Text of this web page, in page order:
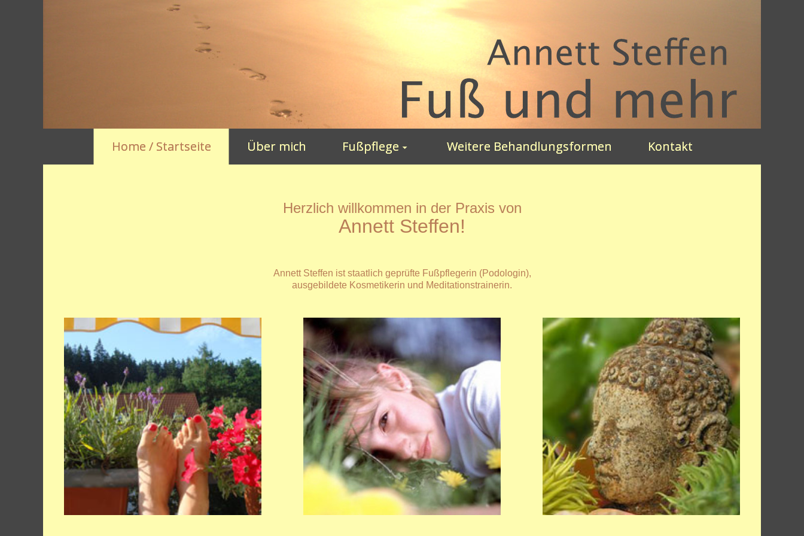
Home / Startseite Über mich Fußpflege Weitere Behandlungsformen Kontakt
Herzlich willkommen in der Praxis von
Annett Steffen!
Annett Steffen ist staatlich geprüfte Fußpflegerin (Podologin),
ausgebildete Kosmetikerin und Meditationstrainerin.